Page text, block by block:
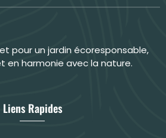
pour un jardin écoresponsable,
en harmonie avec la nature.
Liens Rapides